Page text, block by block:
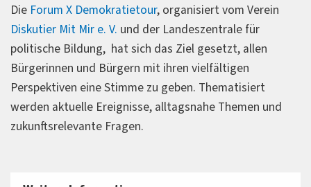
Die Forum X Demokratietour, organisiert vom Verein
Diskutier Mit Mir e. V. und der Landeszentrale für
politische Bildung, hat sich das Ziel gesetzt, allen
Bürgerinnen und Bürgern mit ihren vielfältigen
Perspektiven eine Stimme zu geben. Thematisiert
werden aktuelle Ereignisse, alltagsnahe Themen und
zukunftsrelevante Fragen.